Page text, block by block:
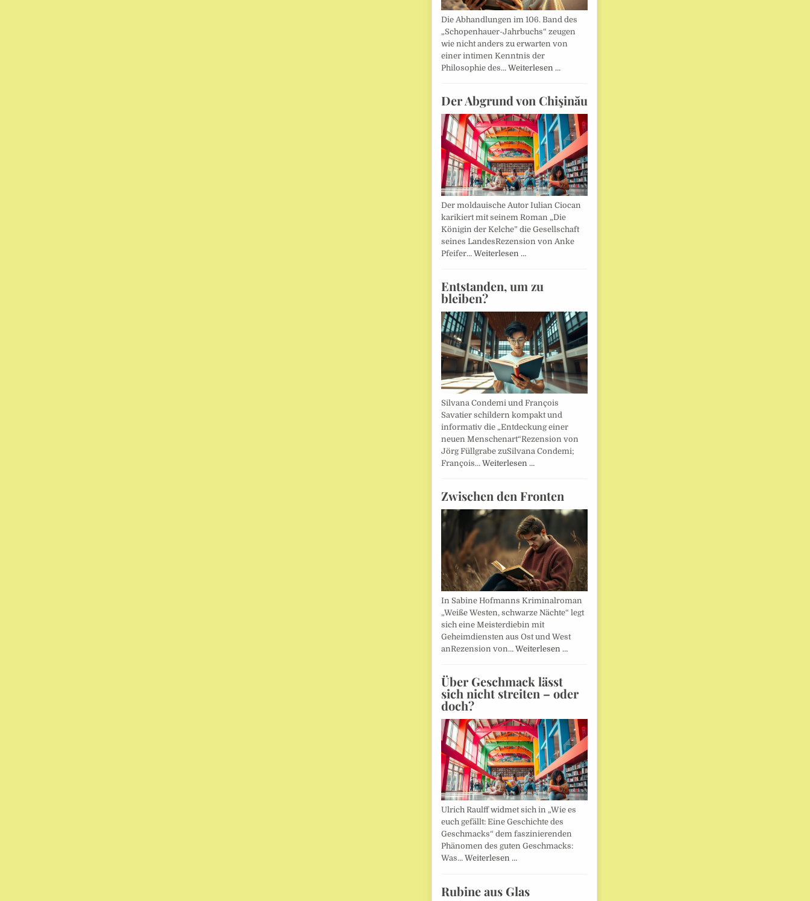
Die Abhandlungen im 106. Band des
„Schopenhauer-Jahrbuchs“ zeugen
wie nicht anders zu erwarten von
einer intimen Kenntnis der
Philosophie des… Weiterlesen …
Der Abgrund von Chişinău
Der moldauische Autor Iulian Ciocan
karikiert mit seinem Roman „Die
Königin der Kelche” die Gesellschaft
seines LandesRezension von Anke
Pfeifer… Weiterlesen …
Entstanden, um zu
bleiben?
Silvana Condemi und François
Savatier schildern kompakt und
informativ die „Entdeckung einer
neuen Menschenart“Rezension von
Jörg Füllgrabe zuSilvana Condemi;
François… Weiterlesen …
Zwischen den Fronten
In Sabine Hofmanns Kriminalroman
„Weiße Westen, schwarze Nächte“ legt
sich eine Meisterdiebin mit
Geheimdiensten aus Ost und West
anRezension von… Weiterlesen …
Über Geschmack lässt
sich nicht streiten – oder
doch?
Ulrich Raulff widmet sich in „Wie es
euch gefällt: Eine Geschichte des
Geschmacks“ dem faszinierenden
Phänomen des guten Geschmacks:
Was… Weiterlesen …
Rubine aus Glas